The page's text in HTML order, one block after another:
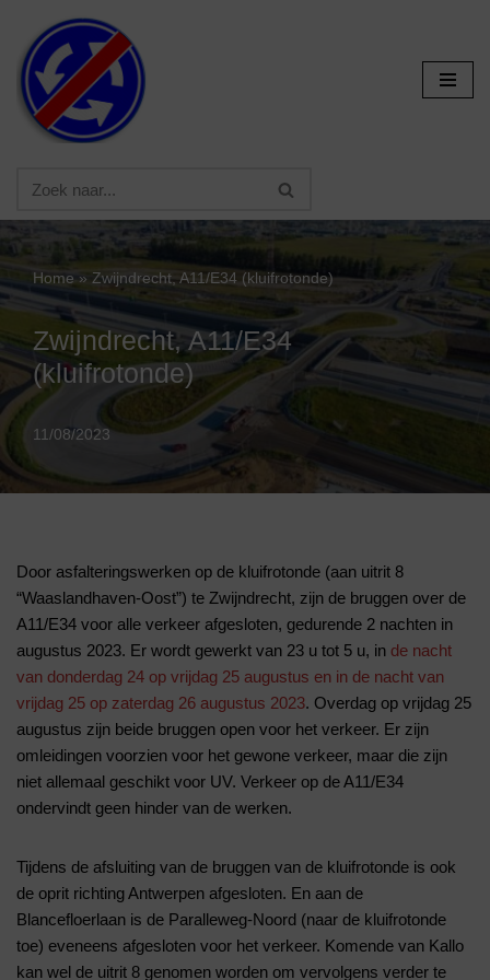
Ga
naar
de
inhoud
Home » Zwijndrecht, A11/E34 (kluifrotonde)
Zwijndrecht, A11/E34
(kluifrotonde)
11/08/2023
Door asfalteringswerken op de kluifrotonde (aan uitrit 8
“Waaslandhaven-Oost”) te Zwijndrecht, zijn de bruggen over de
A11/E34 voor alle verkeer afgesloten, gedurende 2 nachten in
augustus 2023. Er wordt gewerkt van 23 u tot 5 u, in de nacht
van donderdag 24 op vrijdag 25 augustus en in de nacht van
vrijdag 25 op zaterdag 26 augustus 2023. Overdag op vrijdag 25
augustus zijn beide bruggen open voor het verkeer. Er zijn
omleidingen voorzien voor het gewone verkeer, maar die zijn
niet allemaal geschikt voor UV. Verkeer op de A11/E34
ondervindt geen hinder van de werken.
Tijdens de afsluiting van de bruggen van de kluifrotonde is ook
de oprit richting Antwerpen afgesloten. En aan de
Blancefloerlaan is de Paralleweg-Noord (naar de kluifrotonde
toe) eveneens afgesloten voor het verkeer. Komende van Kallo
kan wel de uitrit 8 genomen worden om vervolgens verder te